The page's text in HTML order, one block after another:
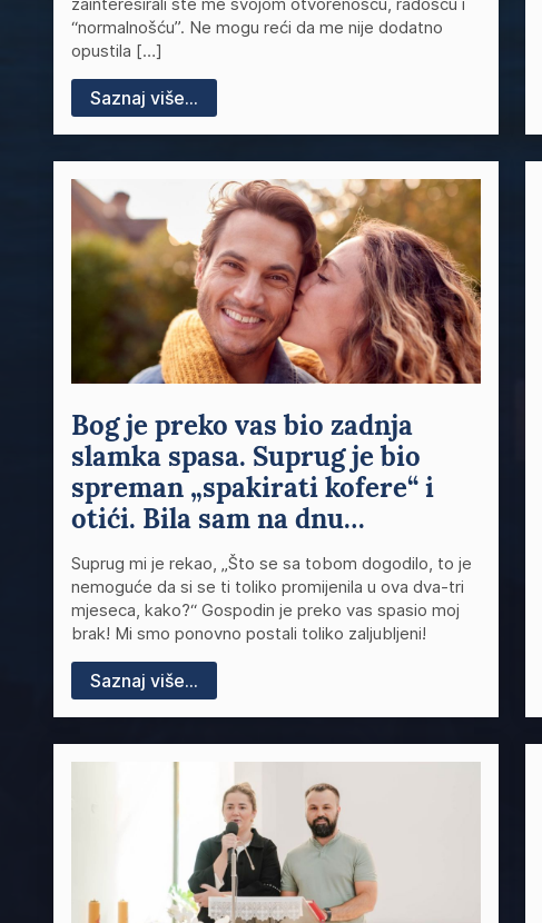
zainteresirali ste me svojom otvorenošću, radošću i
“normalnošću”. Ne mogu reći da me nije dodatno
opustila […]
Saznaj više...
Bog je preko vas bio zadnja
slamka spasa. Suprug je bio
spreman „spakirati kofere“ i
otići. Bila sam na dnu…
Suprug mi je rekao, „Što se sa tobom dogodilo, to je
nemoguće da si se ti toliko promijenila u ova dva-tri
mjeseca, kako?“ Gospodin je preko vas spasio moj
brak! Mi smo ponovno postali toliko zaljubljeni!
Saznaj više...